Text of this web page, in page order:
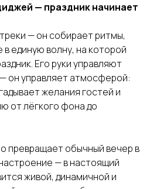
— праздник начинает
— он собирает ритмы,
единую волну, на которой
Его руки управляют
он управляет атмосферой:
желания гостей и
от лёгкого фона до
превращает обычный вечер в
— в настоящий
живой, динамичной и